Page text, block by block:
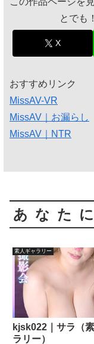
とでも
X
おすすめリンク
MissAV-VR
MissAV｜お漏らし
MissAV｜NTR
あなた
素人ギャラリー
kjsk022｜サラ（
ラリー）